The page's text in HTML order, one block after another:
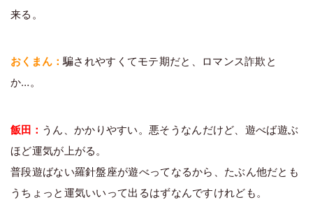
来る。
おくまん：騙されやすくてモテ期だと、ロマンス詐欺と
か…。
飯田： うん、かかりやすい。悪そうなんだけど、遊べば遊ぶ
ほど運気が上がる。
普段遊ばない羅針盤座が遊べってなるから、たぶん他だとも
うちょっと運気いいって出るはずなんですけれども。